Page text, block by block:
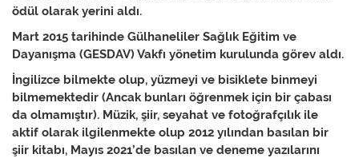
ödül olarak yerini aldı.
Mart 2015 tarihinde Gülhaneliler Sağlık Eğitim ve
Dayanışma (GESDAV) Vakfı yönetim kurulunda görev aldı.
İngilizce bilmekte olup, yüzmeyi ve bisiklete binmeyi
bilmemektedir (Ancak bunları öğrenmek için bir çabası
da olmamıştır). Müzik, şiir, seyahat ve fotoğrafçılık ile
aktif olarak ilgilenmekte olup 2012 yılından basılan bir
şiir kitabı, Mayıs 2021’de basılan ve deneme yazılarını